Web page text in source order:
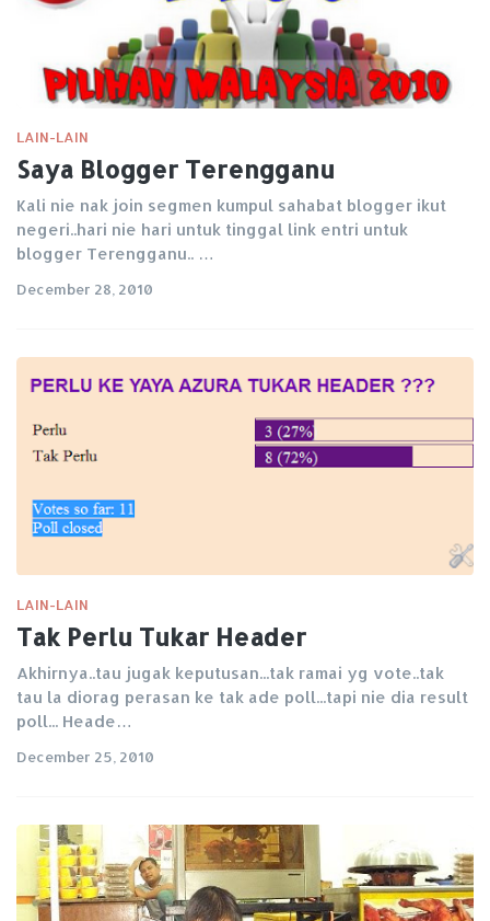
LAIN-LAIN
Saya Blogger Terengganu
Kali nie nak join segmen kumpul sahabat blogger ikut
negeri..hari nie hari untuk tinggal link entri untuk
blogger Terengganu.. …
December 28, 2010
LAIN-LAIN
Tak Perlu Tukar Header
Akhirnya..tau jugak keputusan...tak ramai yg vote..tak
tau la diorag perasan ke tak ade poll...tapi nie dia result
poll... Heade…
December 25, 2010